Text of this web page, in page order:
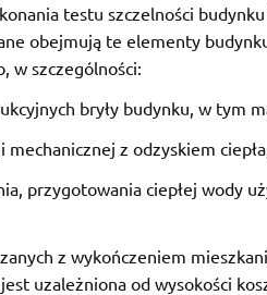
testu szczelności
obejmują te elementy
w szczególności:
bryły budynku, w tym
z odzyskiem ciepła,
przygotowania ciepłej wody
z wykończeniem
uzależniona od wysokości